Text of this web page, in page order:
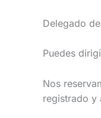
Delegado
Puedes
Nos
registrado y